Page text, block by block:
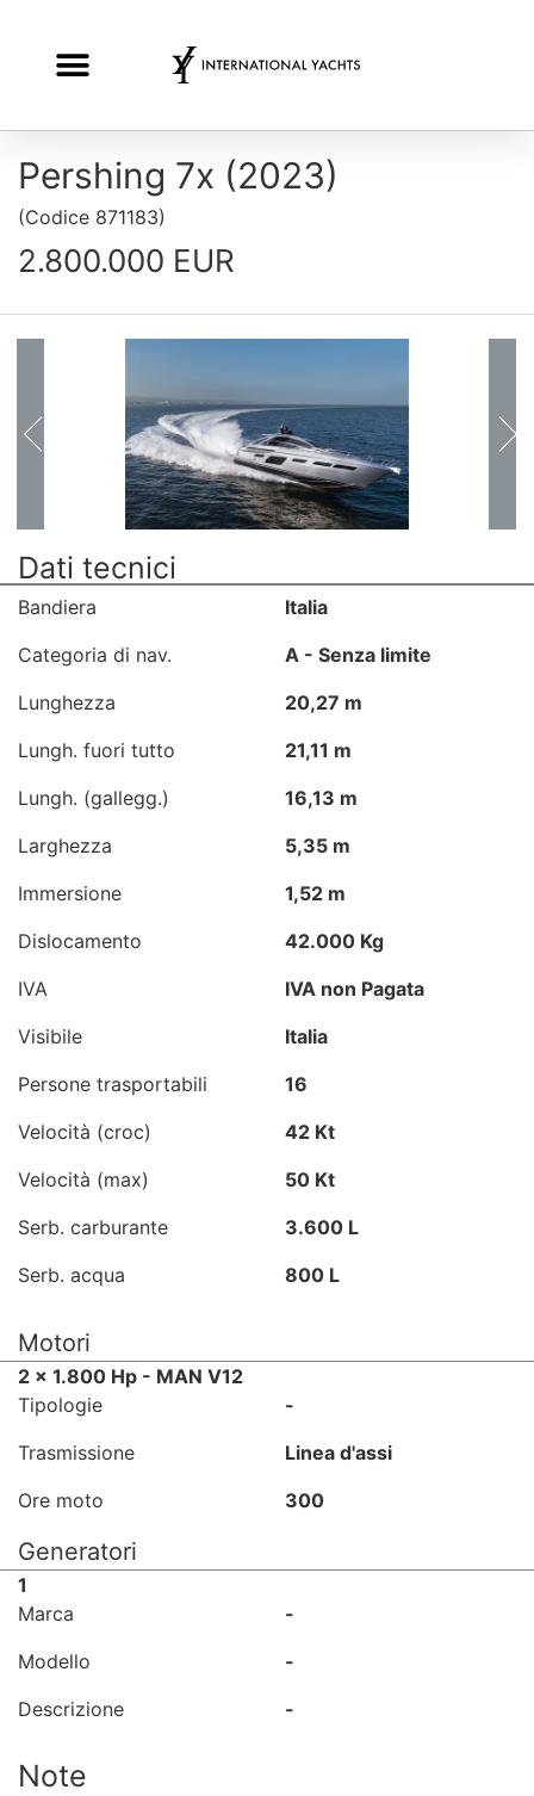
Pershing 7x (2023)
(Codice 871183)
2.800.000 EUR
Dati tecnici
Bandiera
Italia
Categoria di nav.
A - Senza limite
Lunghezza
20,27 m
Lungh. fuori tutto
21,11 m
Lungh. (gallegg.)
16,13 m
Larghezza
5,35 m
Immersione
1,52 m
Dislocamento
42.000 Kg
IVA
IVA non Pagata
Visibile
Italia
Persone trasportabili
16
Velocità (croc)
42 Kt
Velocità (max)
50 Kt
Serb. carburante
3.600 L
Serb. acqua
800 L
Motori
2 x 1.800 Hp - MAN V12
Tipologie
-
Trasmissione
Linea d'assi
Ore moto
300
Generatori
1
Marca
-
Modello
-
Descrizione
-
Note